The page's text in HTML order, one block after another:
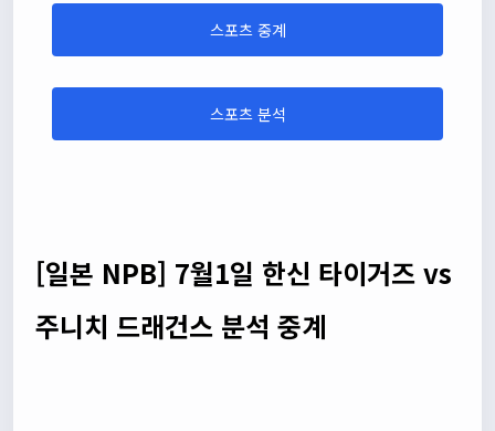
스포츠 중계
스포츠 분석
[일본 NPB] 7월1일 한신 타이거즈 vs
주니치 드래건스 분석 중계